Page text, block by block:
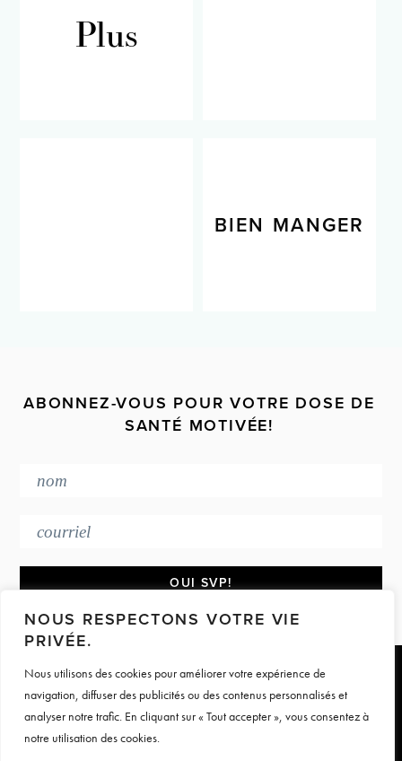
NOUS RESPECTONS VOTRE VIE
PRIVÉE.
Nous utilisons des cookies pour améliorer votre expérience de
navigation, diffuser des publicités ou des contenus personnalisés et
analyser notre trafic. En cliquant sur « Tout accepter », vous consentez à
notre utilisation des cookies.
Plus
BIEN MANGER
ABONNEZ-VOUS POUR VOTRE DOSE DE
SANTÉ MOTIVÉE!
Footer
TERMES ET CONDITIONS